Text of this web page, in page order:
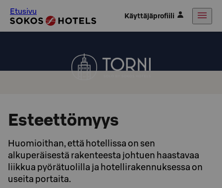
Etusivu Käyttäjäprofiili
Esteettömyys
Huomioithan, että hotellissa on sen
alkuperäisestä rakenteesta johtuen haastavaa
liikkua pyörätuolilla ja hotellirakennuksessa on
useita portaita.